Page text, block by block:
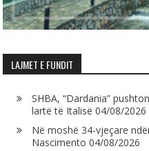
LAJMET E FUNDIT
SHBA, “Dardania”
lartë të Italisë 04/08/2026
Në moshë 34-vjeçare
Nascimento 04/08/2026